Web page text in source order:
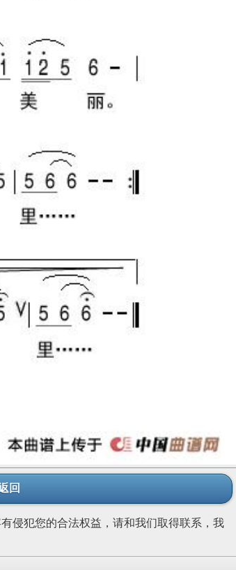
回
侵犯您的合法权益，请和我们取得联系，我